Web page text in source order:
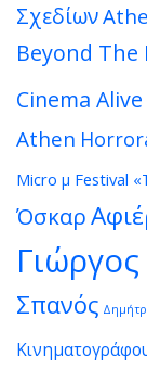
Σχεδίων
Beyond
Cinema Alive
Athen
Micro μ Festival
Όσκαρ
Σπανός